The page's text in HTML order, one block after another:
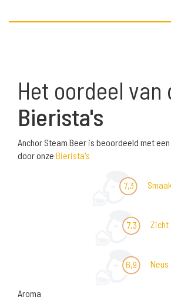
Het oordeel van
Bierista's
Anchor Steam Beer is beoordeeld met
door onze Bierista's
7,3 Smaak
7,3 Zicht
6,9 Neus
Aroma